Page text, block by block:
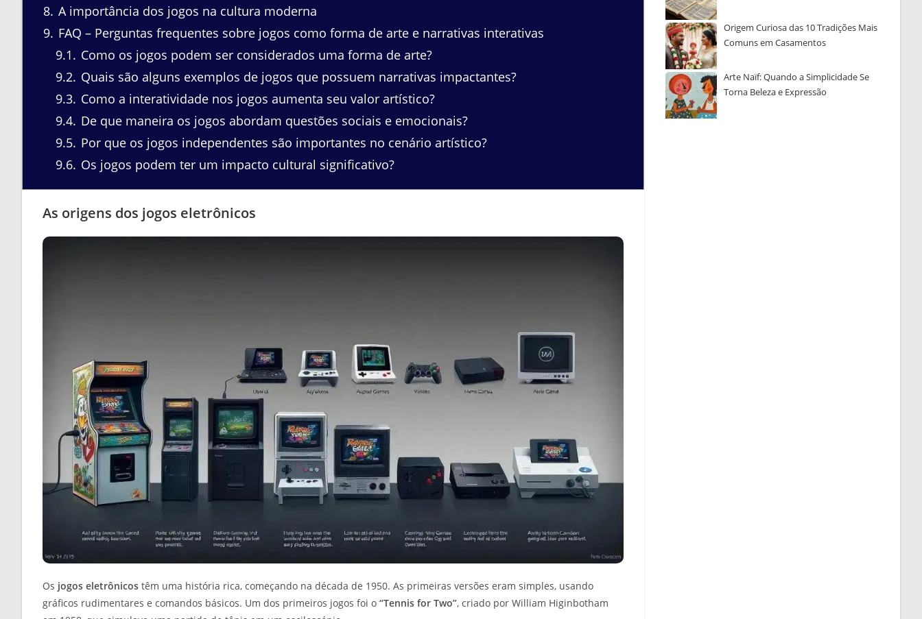
8 A importância dos jogos na cultura moderna
9 FAQ – Perguntas frequentes sobre jogos como forma de arte e narrativas interativas
9.1
Como os jogos podem ser considerados uma forma de arte?
9.2 Quais são alguns exemplos de jogos que possuem narrativas impactantes?
9.3 Como a interatividade nos jogos aumenta seu valor artístico?
9.4 De que maneira os jogos abordam questões sociais e emocionais?
9.5 Por que os jogos independentes são importantes no cenário artístico?
9.6 Os jogos podem ter um impacto cultural significativo?
As origens dos jogos eletrônicos
Os jogos eletrônicos têm uma história rica, começando na década de 1950. As primeiras versões eram simples, usando
gráficos rudimentares e comandos básicos. Um dos primeiros jogos foi o “Tennis for Two”, criado por William Higinbotham
Origem Curiosa das 10 Tradições Mais
Comuns em Casamentos
Arte Naïf: Quando a Simplicidade Se
Torna Beleza e Expressão